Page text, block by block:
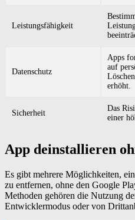
Leistungsfähigkeit
Datenschutz
Apps
auf
erhöht.
Sicherheit
Das
einer
App deinstallieren
Es gibt mehrere Möglichkeiten,
zu entfernen, ohne den Google
Methoden gehören die Nutzung
Entwicklermodus oder von